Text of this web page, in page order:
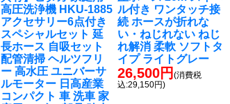
高圧洗浄機 HKU-1885
アクセサリー6点付き
スペシャルセット 延
長ホース 自吸セット
配管清掃 ヘルツフリ
ー 高水圧 ユニバーサ
ルモーター 日高産業
コンパクト 車 洗車 家
ル付き ワンタッチ接
続 ホースが折れな
い・ねじれない ねじ
れ解消 柔軟 ソフトタ
イプ ライトグレー
26,500円(消費税
込:29,150円)